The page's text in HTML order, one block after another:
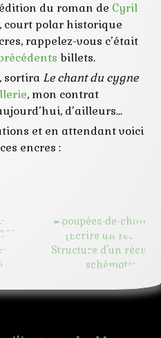
du roman de Cyril
, court polar historique
rappelez-vous c’était
billets.
sortira Le chant du cygne
, mon contrat
d’ailleurs…
et en attendant voici
encres :